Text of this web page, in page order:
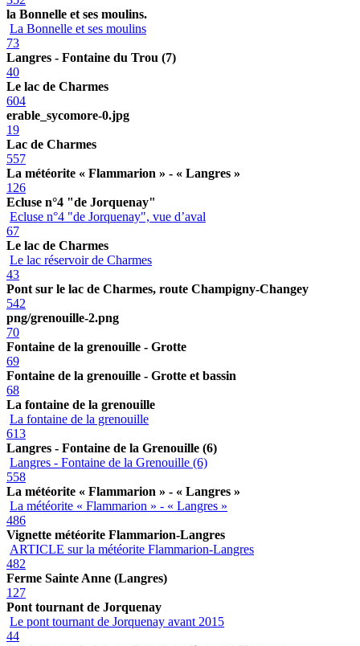
la Bonnelle et ses moulins.
La Bonnelle et ses moulins
73
Langres - Fontaine du Trou (7)
40
Le lac de Charmes
604
erable_sycomore-0.jpg
19
Lac de Charmes
557
La météorite « Flammarion » - « Langres »
126
Ecluse n°4 "de Jorquenay"
Ecluse n°4 "de Jorquenay", vue d’aval
67
Le lac de Charmes
Le lac réservoir de Charmes
43
Pont sur le lac de Charmes, route Champigny-Changey
542
png/grenouille-2.png
70
Fontaine de la grenouille - Grotte
69
Fontaine de la grenouille - Grotte et bassin
68
La fontaine de la grenouille
La fontaine de la grenouille
613
Langres - Fontaine de la Grenouille (6)
Langres - Fontaine de la Grenouille (6)
558
La météorite « Flammarion » - « Langres »
La météorite « Flammarion » - « Langres »
486
Vignette météorite Flammarion-Langres
ARTICLE sur la météorite Flammarion-Langres
482
Ferme Sainte Anne (Langres)
127
Pont tournant de Jorquenay
Le pont tournant de Jorquenay avant 2015
44